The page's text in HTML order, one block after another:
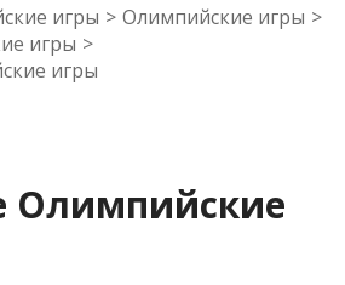
игры > Олимпийские игры >
игры >
игры
Олимпийские